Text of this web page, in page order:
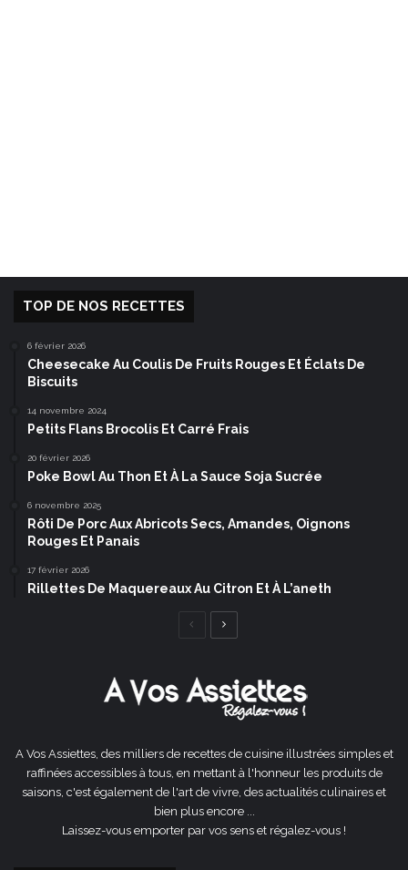
TOP DE NOS RECETTES
6 février 2026
Cheesecake Au Coulis De Fruits Rouges Et Éclats De
Biscuits
14 novembre 2024
Petits Flans Brocolis Et Carré Frais
20 février 2026
Poke Bowl Au Thon Et À La Sauce Soja Sucrée
6 novembre 2025
Rôti De Porc Aux Abricots Secs, Amandes, Oignons
Rouges Et Panais
17 février 2026
Rillettes De Maquereaux Au Citron Et À L’aneth
Page
A Vos Assiettes, des milliers de recettes de cuisine illustrées simples et
raffinées accessibles à tous, en mettant à l'honneur les produits de
saisons, c'est également de l'art de vivre, des actualités culinaires et
bien plus encore ...
Laissez-vous emporter par vos sens et régalez-vous !